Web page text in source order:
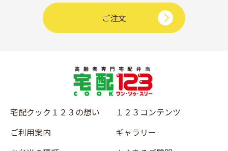
ご注文
宅配クック１２３の想い
ご利用案内
１２３コンテンツ
ギャラリー